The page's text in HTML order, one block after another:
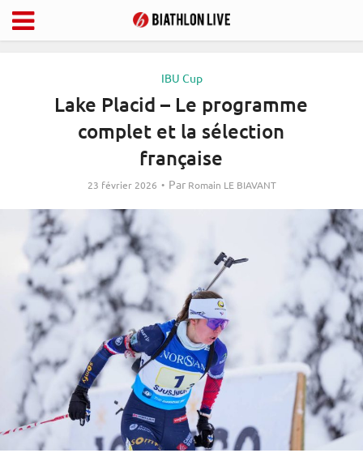
IBU Cup
Lake Placid – Le programme
complet et la sélection
française
23 février 2026 Par Romain LE BIAVANT